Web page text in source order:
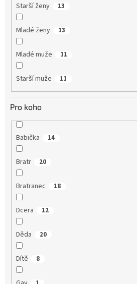
Starší ženy 13
Mladé ženy 13
Mladé muže 11
Starší muže 11
Pro koho
Babička 14
Bratr 20
Bratranec 18
Dcera 12
Děda 20
Dítě 8